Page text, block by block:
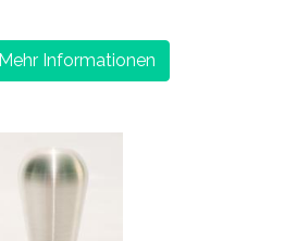
Mehr Informationen